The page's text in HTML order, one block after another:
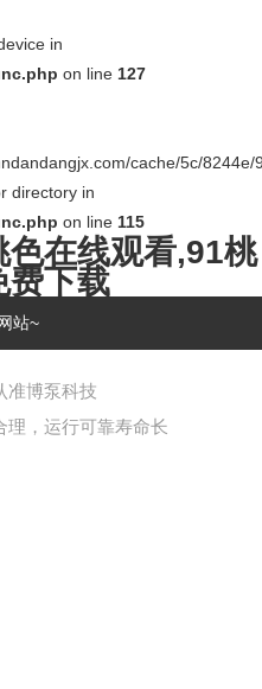
in
on line 127
cache/5c/8244e/
directory in
on line 115
在线观看,91桃
费下载
站~
准博泵科技
理，运行可靠寿命长